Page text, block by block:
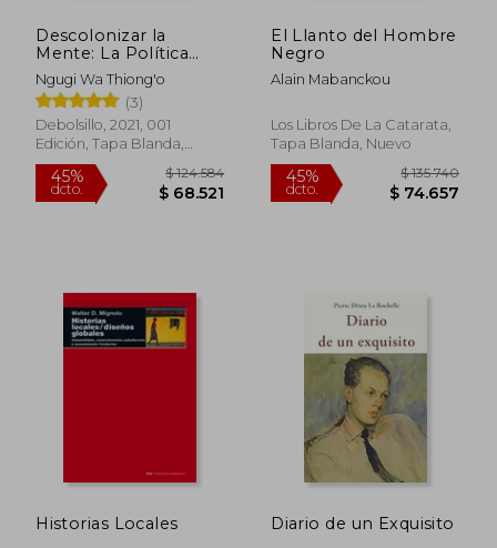
Descolonizar la
Mente: La Política
Lingüística de la
Literatura Africana
Ngugi Wa Thiong'o
(3)
Debolsillo, 2021, 001
Edición, Tapa Blanda,
Nuevo
El Llanto del Hombre
Negro
Alain Mabanckou
Los Libros De La Catarata,
Tapa Blanda, Nuevo
45%
dcto.
Historias Locales Diario de un Exquisito